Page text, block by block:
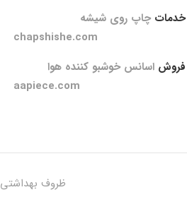
خدمات چاپ روی شیشه
chapshishe.com
فروش اسانس خوشبو کننده هوا
aapiece.com
ظروف بهداشتی